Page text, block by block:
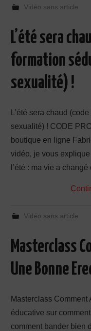
Vidéo sans article
L’été sera
formation
sexualité) !
L’été sera chaud
sexualité) ! CODE
boutique en ligne
vidéo, je vous
l’été : ma vie a
Vidéo sans article
Masterclass
Une Bonne
Masterclass
éducative sur
comment bander bien